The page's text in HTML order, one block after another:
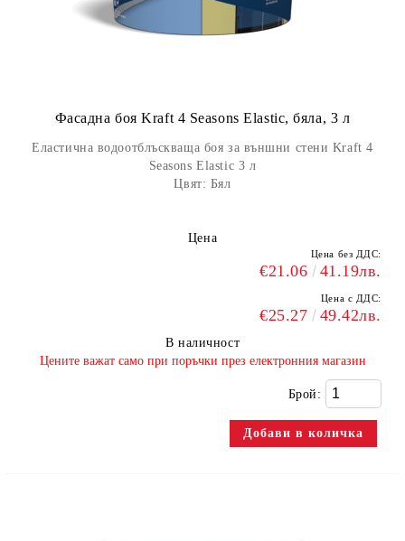
Фасадна боя Kraft 4 Seasons Elastic, бяла, 3 л
Еластична водоотблъскваща боя за външни стени Kraft 4
Seasons Elastic 3 л
Цвят: Бял
Цена
Цена без ДДС:
€21.06 41.19лв.
Цена с ДДС:
€25.27 49.42лв.
В наличност
​Цените важат само при поръчки през електронния магазин
Брой: